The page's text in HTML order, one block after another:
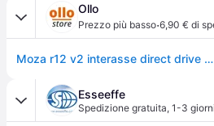
Ollo
Prezzo più basso·6,90 € di
Moza r12 v2 interasse direct drive movimenti realistici grazie al motore da 12 nm
Esseeffe
Spedizione gratuita, 1-3 giorni